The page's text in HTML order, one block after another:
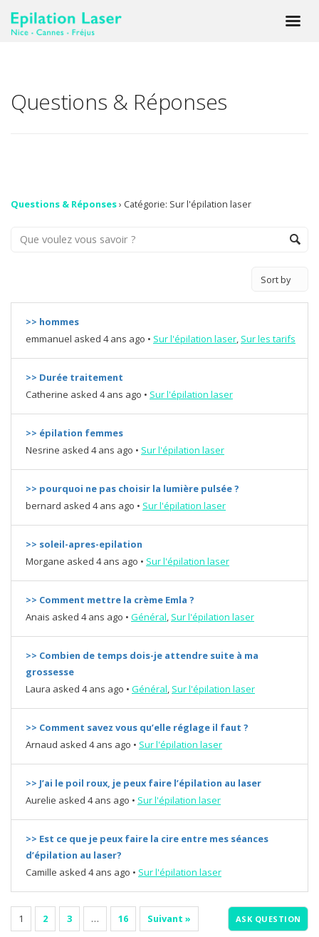
Questions & Réponses
Questions & Réponses› Catégorie: Sur l'épilation laser
>> hommes
emmanuel asked 4 ans ago • Sur l'épilation laser, Sur les tarifs
>> Durée traitement
Catherine asked 4 ans ago • Sur l'épilation laser
>> épilation femmes
Nesrine asked 4 ans ago • Sur l'épilation laser
>> pourquoi ne pas choisir la lumière pulsée ?
bernard asked 4 ans ago • Sur l'épilation laser
>> soleil-apres-epilation
Morgane asked 4 ans ago • Sur l'épilation laser
>> Comment mettre la crème Emla ?
Anais asked 4 ans ago • Général, Sur l'épilation laser
>> Combien de temps dois-je attendre suite à ma
grossesse
Laura asked 4 ans ago • Général, Sur l'épilation laser
>> Comment savez vous qu’elle réglage il faut ?
Arnaud asked 4 ans ago • Sur l'épilation laser
>> J’ai le poil roux, je peux faire l’épilation au laser
Aurelie asked 4 ans ago • Sur l'épilation laser
>> Est ce que je peux faire la cire entre mes séances
d’épilation au laser?
Camille asked 4 ans ago • Sur l'épilation laser
1 2 3 … 16 Suivant » ASK QUESTION